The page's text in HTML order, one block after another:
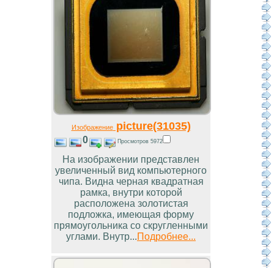
Изображениеpicture(31035)
0 Просмотров 5972
На изображении представлен
увеличенный вид компьютерного
чипа. Видна черная квадратная
рамка, внутри которой
расположена золотистая
подложка, имеющая форму
прямоугольника со скругленными
углами. Внутр... Подробнее...